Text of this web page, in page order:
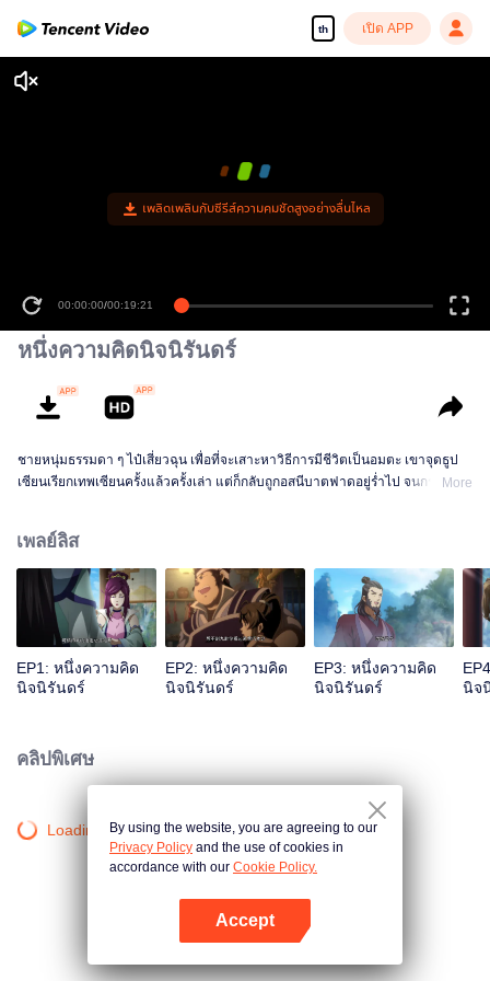
th เปิด APP
หนึ่งความคิดนิจนิรันดร์
ชายหนุ่มธรรมดา ๆ ไป๋เสี่ยวฉุน เพื่อที่จะเสาะหาวิธีการมีชีวิตเป็นอมตะ เขาจุดธูป
เซียนเรียกเทพเซียนครั้งแล้วครั้งเล่า แต่ก็กลับถูกอสนีบาตฟาดอยู่ร่ำไป จนกระทั่งMore
เพลย์ลิส
EP1: หนึ่งความคิด
นิจนิรันดร์
EP2: หนึ่งความคิด
นิจนิรันดร์
EP3: หนึ่งความคิด
นิจนิรันดร์
นิจ
คลิปพิเศษ
Loading…By using the website, you are agreeing to our
Privacy Policy and the use of cookies in
accordance with our Cookie Policy.
Accept